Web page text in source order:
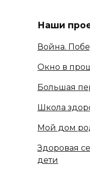
Наши
Война.
Окно в
Большая
Школа
Мой дом
Здоровая
дети